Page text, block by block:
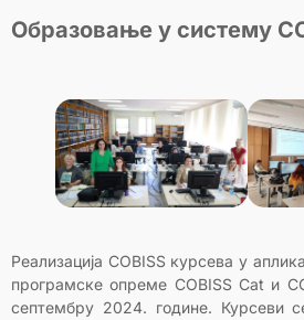
Образовање у систему
Реализација COBISS курсева у
програмске опреме COBISS Cat и
септембру 2024. године. Курсеви